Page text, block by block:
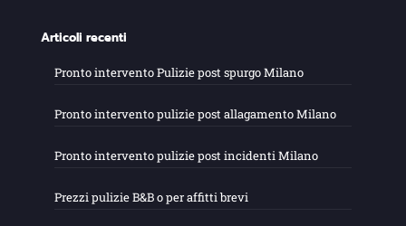
Articoli recenti
Pronto intervento Pulizie post spurgo Milano
Pronto intervento pulizie post allagamento Milano
Pronto intervento pulizie post incidenti Milano
Prezzi pulizie B&B o per affitti brevi